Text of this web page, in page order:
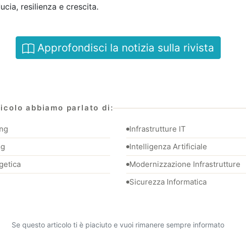
resilienza e crescita.
Approfondisci la notizia sulla rivista
abbiamo parlato di:
Infrastrutture IT
Intelligenza Artificiale
Modernizzazione Infrastrutture
Sicurezza Informatica
Se questo articolo ti è piaciuto e vuoi rimanere sempre informato